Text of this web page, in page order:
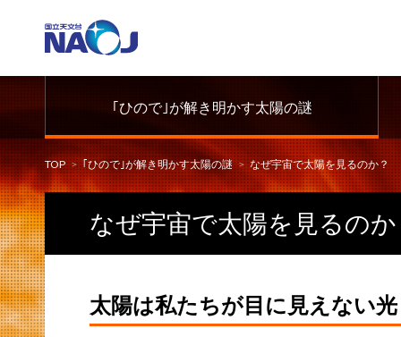
｢ひので｣が解き明かす太陽の謎
TOP ｢ひので｣が解き明かす太陽の謎 なぜ宇宙で太陽を見るのか？
なぜ宇宙で太陽を見るの
太陽は私たちが目に見えない